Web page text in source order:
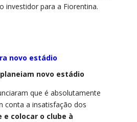
investidor para a Fiorentina.
novo estádio
novo estádio
que é absolutamente
conta a insatisfação dos
colocar o clube à